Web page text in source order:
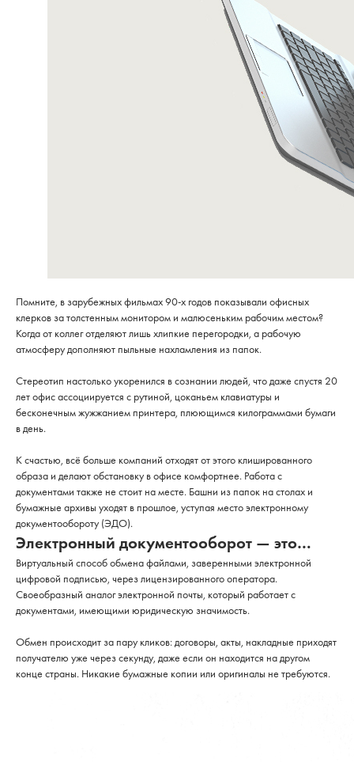
Помните, в зарубежных фильмах 90-х годов показывали офисных
клерков за толстенным монитором и малюсеньким рабочим местом?
Когда от коллег отделяют лишь хлипкие перегородки, а рабочую
атмосферу дополняют пыльные нахламления из папок.
Стереотип настолько укоренился в сознании людей, что даже спустя 20
лет офис ассоциируется с рутиной, цоканьем клавиатуры и
бесконечным жужжанием принтера, плюющимся килограммами бумаги
в день.
К счастью, всё больше компаний отходят от этого клишированного
образа и делают обстановку в офисе комфортнее. Работа с
документами также не стоит на месте. Башни из папок на столах и
бумажные архивы уходят в прошлое, уступая место электронному
документообороту (ЭДО).
Электронный документооборот — это…
Виртуальный способ обмена файлами, заверенными электронной
цифровой подписью, через лицензированного оператора.
Своеобразный аналог электронной почты, который работает с
документами, имеющими юридическую значимость.
Обмен происходит за пару кликов: договоры, акты, накладные приходят
получателю уже через секунду, даже если он находится на другом
конце страны. Никакие бумажные копии или оригиналы не требуются.